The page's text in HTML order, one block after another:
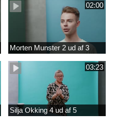
02:00
Morten Munster 2 ud af 3
03:23
Silja Okking 4 ud af 5